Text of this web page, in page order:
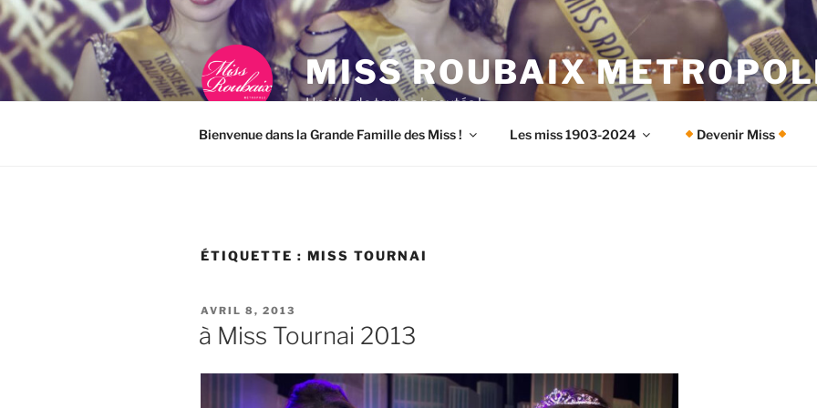
Aller
au
contenu
principal
MISS ROUBAIX
Un site de toutes beautés !
Bienvenue dans la Grande Famille des Miss ! Les miss 1903-2024 Devenir Miss
ÉTIQUETTE : MISS TOURNAI
PUBLIÉ
LE
AVRIL 8, 2013
à Miss Tournai 2013